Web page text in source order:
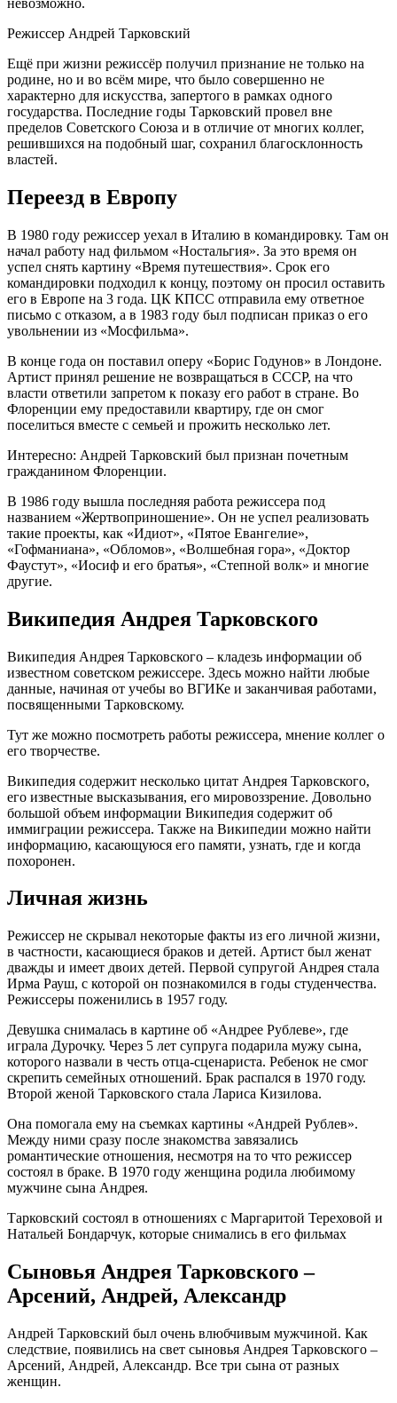
Режиссер Андрей Тарковский
Ещё при жизни режиссёр получил признание не только на
родине, но и во всём мире, что было совершенно не
характерно для искусства, запертого в рамках одного
государства. Последние годы Тарковский провел вне
пределов Советского Союза и в отличие от многих коллег,
решившихся на подобный шаг, сохранил благосклонность
властей.
Переезд в Европу
В 1980 году режиссер уехал в Италию в командировку. Там он
начал работу над фильмом «Ностальгия». За это время он
успел снять картину «Время путешествия». Срок его
командировки подходил к концу, поэтому он просил оставить
его в Европе на 3 года. ЦК КПСС отправила ему ответное
письмо с отказом, а в 1983 году был подписан приказ о его
увольнении из «Мосфильма».
В конце года он поставил оперу «Борис Годунов» в Лондоне.
Артист принял решение не возвращаться в СССР, на что
власти ответили запретом к показу его работ в стране. Во
Флоренции ему предоставили квартиру, где он смог
поселиться вместе с семьей и прожить несколько лет.
Интересно: Андрей Тарковский был признан почетным
гражданином Флоренции.
В 1986 году вышла последняя работа режиссера под
названием «Жертвоприношение». Он не успел реализовать
такие проекты, как «Идиот», «Пятое Евангелие»,
«Гофманиана», «Обломов», «Волшебная гора», «Доктор
Фаустут», «Иосиф и его братья», «Степной волк» и многие
другие.
Википедия Андрея Тарковского
Википедия Андрея Тарковского – кладезь информации об
известном советском режиссере. Здесь можно найти любые
данные, начиная от учебы во ВГИКе и заканчивая работами,
посвященными Тарковскому.
Тут же можно посмотреть работы режиссера, мнение коллег о
его творчестве.
Википедия содержит несколько цитат Андрея Тарковского,
его известные высказывания, его мировоззрение. Довольно
большой объем информации Википедия содержит об
иммиграции режиссера. Также на Википедии можно найти
информацию, касающуюся его памяти, узнать, где и когда
похоронен.
Личная жизнь
Режиссер не скрывал некоторые факты из его личной жизни,
в частности, касающиеся браков и детей. Артист был женат
дважды и имеет двоих детей. Первой супругой Андрея стала
Ирма Рауш, с которой он познакомился в годы студенчества.
Режиссеры поженились в 1957 году.
Девушка снималась в картине об «Андрее Рублеве», где
играла Дурочку. Через 5 лет супруга подарила мужу сына,
которого назвали в честь отца-сценариста. Ребенок не смог
скрепить семейных отношений. Брак распался в 1970 году.
Второй женой Тарковского стала Лариса Кизилова.
Она помогала ему на съемках картины «Андрей Рублев».
Между ними сразу после знакомства завязались
романтические отношения, несмотря на то что режиссер
состоял в браке. В 1970 году женщина родила любимому
мужчине сына Андрея.
Тарковский состоял в отношениях с Маргаритой Тереховой и
Натальей Бондарчук, которые снимались в его фильмах
Сыновья Андрея Тарковского –
Арсений, Андрей, Александр
Андрей Тарковский был очень влюбчивым мужчиной. Как
следствие, появились на свет сыновья Андрея Тарковского –
Арсений, Андрей, Александр. Все три сына от разных
женщин.